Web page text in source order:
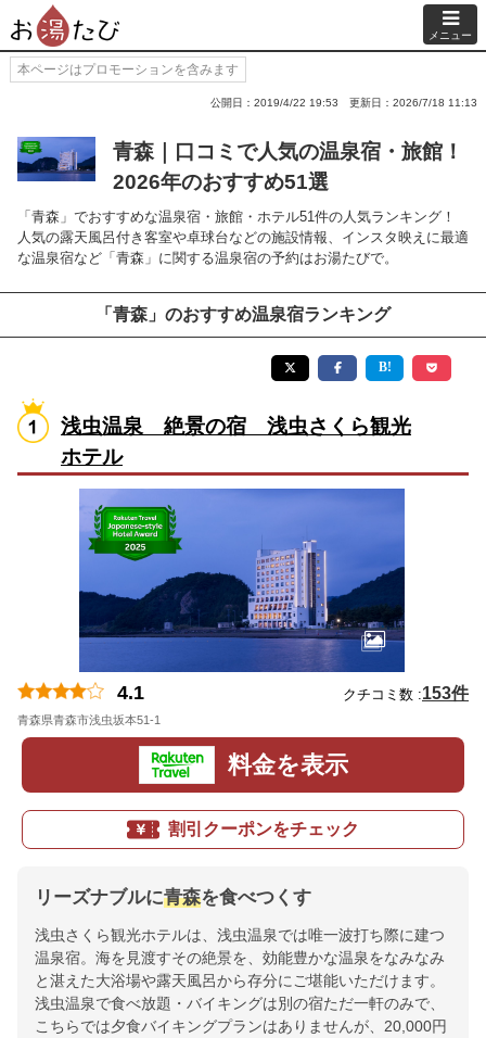
メニュー
本ページはプロモーションを含みます
公開日：2019/4/22 19:53 更新日：2026/7/18 11:13
青森｜口コミで人気の温泉宿・旅館！
2026年のおすすめ51選
「青森」でおすすめな温泉宿・旅館・ホテル51件の人気ランキング！
人気の露天風呂付き客室や卓球台などの施設情報、インスタ映えに最適
な温泉宿など「青森」に関する温泉宿の予約はお湯たびで。
「青森」のおすすめ温泉宿ランキング
浅虫温泉 絶景の宿 浅虫さくら観光
ホテル
4.1 クチコミ数 :153件
青森県青森市浅虫坂本51-1
料金を表示
割引クーポンをチェック
リーズナブルに青森を食べつくす
浅虫さくら観光ホテルは、浅虫温泉では唯一波打ち際に建つ
温泉宿。海を見渡すその絶景を、効能豊かな温泉をなみなみ
と湛えた大浴場や露天風呂から存分にご堪能いただけます。
浅虫温泉で食べ放題・バイキングは別の宿ただ一軒のみで、
こちらでは夕食バイキングプランはありませんが、20,000円